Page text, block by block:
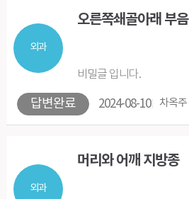
외과
오른쪽쇄골아래 부음
답변완료
비밀글 입니다.
2024-08-10 차옥주
외과
머리와 어깨 지방종